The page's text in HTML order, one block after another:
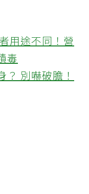
用途不同！營
毒
別嚇破膽！